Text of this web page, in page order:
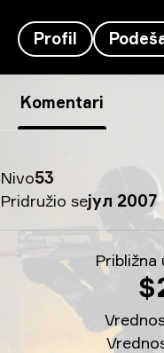
Profil
Komentari
Nivo53
Pridružio seјул 2007
Približna